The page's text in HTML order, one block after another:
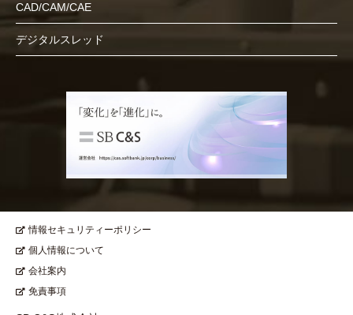
CAD/CAM/CAE
デジタルスレッド
情報セキュリティーポリシー
個人情報について
会社案内
免責事項